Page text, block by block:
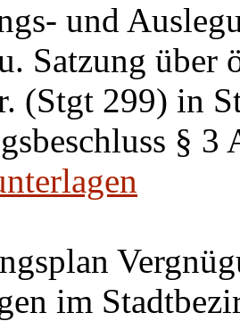
und
Satzung über
(Stgt 299) in
§ 3
im